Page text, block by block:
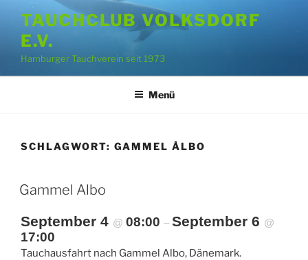
Inhalt
springen
TAUCHCLUB VOLKSDORF
E.V.
Hamburger Tauchverein seit 1973
Menü
SCHLAGWORT: GAMMEL ÅLBO
Gammel Albo
September 4 @ 08:00 – September 6 @
17:00
Tauchausfahrt nach Gammel Albo, Dänemark.